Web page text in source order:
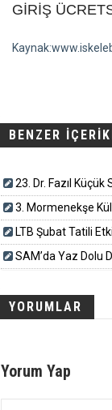
GİRİŞ
BENZER
23. Dr. Fazıl Küçük
3. Mormenekşe
LTB Şubat Tatili
SAM’da Yaz Dolu
YORUMLAR
Yorum Yap